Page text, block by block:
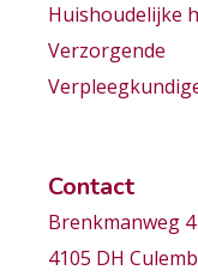
Huishoudelijke
Verzorgende
Contact
Brenkmanweg 4
4105 DH